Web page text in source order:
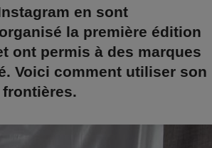
en sont
la première édition
ont permis à des marques
Voici comment utiliser son